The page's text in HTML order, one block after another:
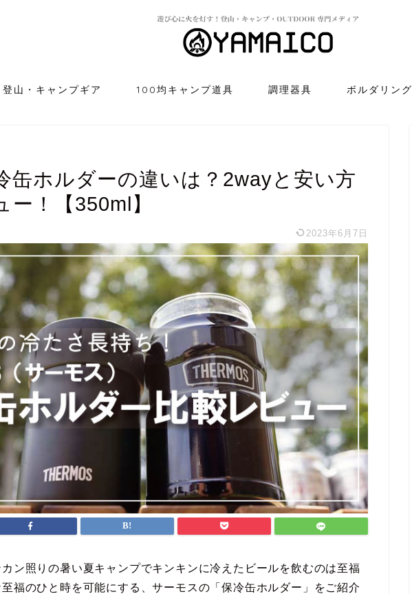
登山・キャンプギア 100均キャンプ道具 調理器具 ボルダリング
缶ホルダーの違いは？2wayと安い方
ー！【350ml】
2023年6月7日
ン照りの暑い夏キャンプでキンキンに冷えたビールを飲むのは至福
福のひと時を可能にする、サーモスの「保冷缶ホルダー」をご紹介